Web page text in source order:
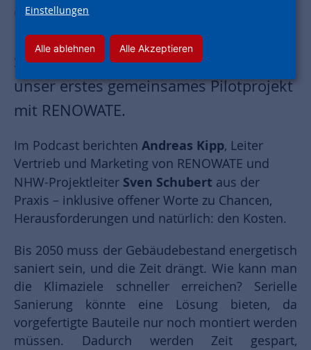
Gebäudebestand“ gibt es spannende
Einblicke in unsere erste serielle
Sanierung in Maintal-Bischofsheim –
unser erstes gemeinsames Pilotprojekt
mit RENOWATE.
Im Podcast berichten Andreas Kipp, Leiter
Vertrieb und Marketing von RENOWATE und
NHW-Projektleiter Sven Schubert aus der
Praxis – inklusive offener Worte zu Chancen,
Herausforderungen und natürlich: den Kosten.
Bis 2050 muss der Gebäudebestand energetisch
saniert sein, und die Zeit drängt. Wie kann man
die Klimaziele schneller erreichen? Serielle
Sanierung könnte eine Lösung bieten, da
vorgefertigte Bauteile nur noch montiert werden
müssen. Dadurch werden Zeit gespart,
Einstellungen
Alle ablehnen Alle Akzeptieren